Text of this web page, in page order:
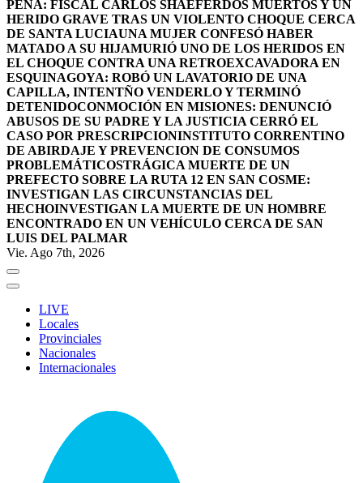
PEÑÁ: FISCAL CARLOS SHAEFERDOS MUERTOS Y UN
HERIDO GRAVE TRAS UN VIOLENTO CHOQUE CERCA
DE SANTA LUCIAUNA MUJER CONFESÓ HABER
MATADO A SU HIJAMURIÓ UNO DE LOS HERIDOS EN
EL CHOQUE CONTRA UNA RETROEXCAVADORA EN
ESQUINAGOYA: ROBÓ UN LAVATORIO DE UNA
CAPILLA, INTENTÑO VENDERLO Y TERMINÓ
DETENIDOCONMOCIÓN EN MISIONES: DENUNCIÓ
ABUSOS DE SU PADRE Y LA JUSTICIA CERRÓ EL
CASO POR PRESCRIPCIONINSTITUTO CORRENTINO
DE ABIRDAJE Y PREVENCION DE CONSUMOS
PROBLEMÁTICOSTRÁGICA MUERTE DE UN
PREFECTO SOBRE LA RUTA 12 EN SAN COSME:
INVESTIGAN LAS CIRCUNSTANCIAS DEL
HECHOINVESTIGAN LA MUERTE DE UN HOMBRE
ENCONTRADO EN UN VEHÍCULO CERCA DE SAN
LUIS DEL PALMAR
Vie. Ago 7th, 2026
LIVE
Locales
Provinciales
Nacionales
Internacionales